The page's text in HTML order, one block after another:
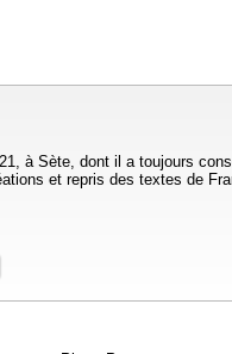
à Sète, dont il a toujours
et repris des textes de